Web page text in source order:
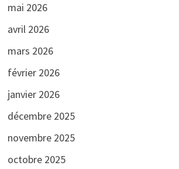
mai 2026
avril 2026
mars 2026
février 2026
janvier 2026
décembre 2025
novembre 2025
octobre 2025